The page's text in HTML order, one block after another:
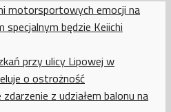
motorsportowych emocji na
specjalnym będzie Keiichi
przy ulicy Lipowej w
o ostrożność
z udziałem balonu na